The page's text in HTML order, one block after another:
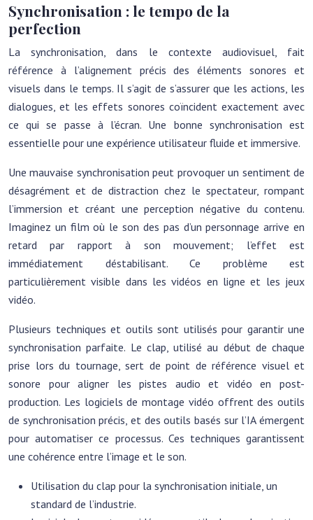
Synchronisation : le tempo de la
perfection
La synchronisation, dans le contexte audiovisuel, fait
référence à l’alignement précis des éléments sonores et
visuels dans le temps. Il s’agit de s’assurer que les actions, les
dialogues, et les effets sonores coïncident exactement avec
ce qui se passe à l’écran. Une bonne synchronisation est
essentielle pour une expérience utilisateur fluide et immersive.
Une mauvaise synchronisation peut provoquer un sentiment de
désagrément et de distraction chez le spectateur, rompant
l’immersion et créant une perception négative du contenu.
Imaginez un film où le son des pas d’un personnage arrive en
retard par rapport à son mouvement; l’effet est
immédiatement déstabilisant. Ce problème est
particulièrement visible dans les vidéos en ligne et les jeux
vidéo.
Plusieurs techniques et outils sont utilisés pour garantir une
synchronisation parfaite. Le clap, utilisé au début de chaque
prise lors du tournage, sert de point de référence visuel et
sonore pour aligner les pistes audio et vidéo en post-
production. Les logiciels de montage vidéo offrent des outils
de synchronisation précis, et des outils basés sur l’IA émergent
pour automatiser ce processus. Ces techniques garantissent
une cohérence entre l’image et le son.
Utilisation du clap pour la synchronisation initiale, un
standard de l’industrie.